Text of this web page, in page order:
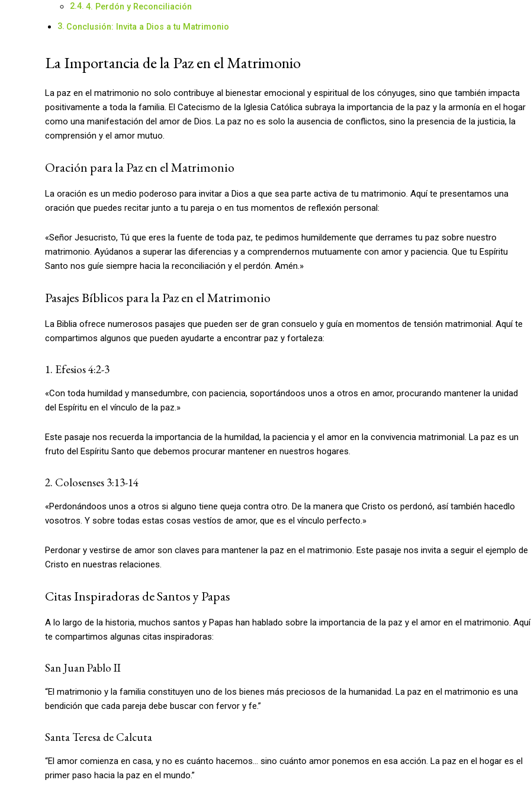
4. Perdón y Reconciliación
Conclusión: Invita a Dios a tu Matrimonio
La Importancia de la Paz en el Matrimonio
La paz en el matrimonio no solo contribuye al bienestar emocional y espiritual de los cónyuges, sino que también impacta
positivamente a toda la familia. El Catecismo de la Iglesia Católica subraya la importancia de la paz y la armonía en el hogar
como una manifestación del amor de Dios. La paz no es solo la ausencia de conflictos, sino la presencia de la justicia, la
comprensión y el amor mutuo.
Oración para la Paz en el Matrimonio
La oración es un medio poderoso para invitar a Dios a que sea parte activa de tu matrimonio. Aquí te presentamos una
oración que puedes recitar junto a tu pareja o en tus momentos de reflexión personal:
«Señor Jesucristo, Tú que eres la fuente de toda paz, te pedimos humildemente que derrames tu paz sobre nuestro
matrimonio. Ayúdanos a superar las diferencias y a comprendernos mutuamente con amor y paciencia. Que tu Espíritu
Santo nos guíe siempre hacia la reconciliación y el perdón. Amén.»
Pasajes Bíblicos para la Paz en el Matrimonio
La Biblia ofrece numerosos pasajes que pueden ser de gran consuelo y guía en momentos de tensión matrimonial. Aquí te
compartimos algunos que pueden ayudarte a encontrar paz y fortaleza:
1. Efesios 4:2-3
«Con toda humildad y mansedumbre, con paciencia, soportándoos unos a otros en amor, procurando mantener la unidad
del Espíritu en el vínculo de la paz.»
Este pasaje nos recuerda la importancia de la humildad, la paciencia y el amor en la convivencia matrimonial. La paz es un
fruto del Espíritu Santo que debemos procurar mantener en nuestros hogares.
2. Colosenses 3:13-14
«Perdonándoos unos a otros si alguno tiene queja contra otro. De la manera que Cristo os perdonó, así también hacedlo
vosotros. Y sobre todas estas cosas vestíos de amor, que es el vínculo perfecto.»
Perdonar y vestirse de amor son claves para mantener la paz en el matrimonio. Este pasaje nos invita a seguir el ejemplo de
Cristo en nuestras relaciones.
Citas Inspiradoras de Santos y Papas
A lo largo de la historia, muchos santos y Papas han hablado sobre la importancia de la paz y el amor en el matrimonio. Aquí
te compartimos algunas citas inspiradoras:
San Juan Pablo II
“El matrimonio y la familia constituyen uno de los bienes más preciosos de la humanidad. La paz en el matrimonio es una
bendición que cada pareja debe buscar con fervor y fe.”
Santa Teresa de Calcuta
“El amor comienza en casa, y no es cuánto hacemos… sino cuánto amor ponemos en esa acción. La paz en el hogar es el
primer paso hacia la paz en el mundo.”